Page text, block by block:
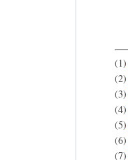
(1)
(2)
(3)
(4)
(5)
(6)
(7)